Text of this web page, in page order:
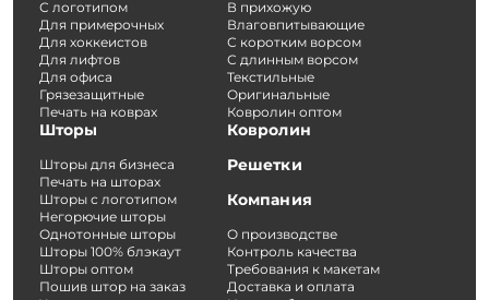
С логотипом
Для примерочных
Для хоккеистов
Для лифтов
Для офиса
Грязезащитные
Печать на коврах
В прихожую
Влаговпитывающие
С коротким ворсом
С длинным ворсом
Текстильные
Оригинальные
Ковролин оптом
Шторы
Шторы для бизнеса
Печать на шторах
Шторы с логотипом
Негорючие шторы
Однотонные шторы
Шторы 100% блэкаут
Шторы оптом
Пошив штор на заказ
Ковролин
Решетки
Компания
О производстве
Контроль качества
Требования к макетам
Доставка и оплата